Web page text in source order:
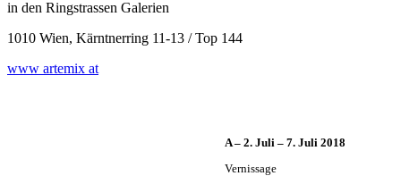
in den Ringstrassen Galerien
1010 Wien, Kärntnerring 11-13 / Top 144
www artemix at
A – 2. Juli – 7. Juli 2018
Vernissage